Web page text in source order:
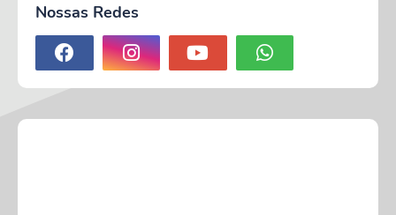
Nossas Redes